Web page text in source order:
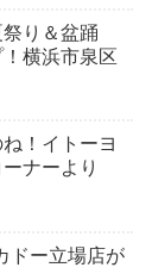
祭り＆盆踊
横浜市泉区
！イトーヨ
ナーより
ドー立場店が